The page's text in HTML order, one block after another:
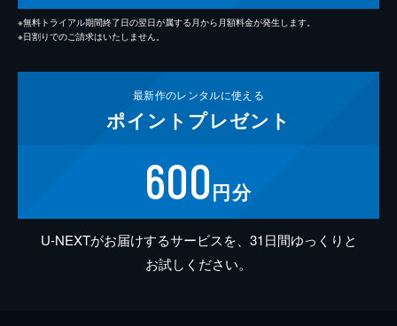
※無料トライアル期間終了日の翌日が属する月から月額料金が発生します。
※日割りでのご請求はいたしません。
最新作のレンタルに使える
ポイント プレゼント
600円分
U-NEXTがお届けするサービスを、31日間ゆっくりと
お試しください。